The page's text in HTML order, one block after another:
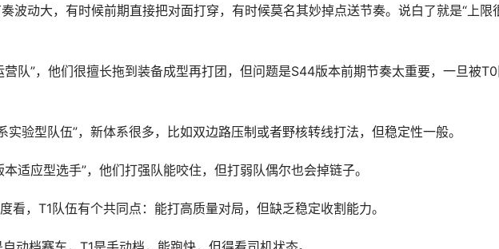
波动大，有时候前期直接把对面打穿，有时候莫名其妙掉点送节奏。说白了就是“上限
营队”，他们很擅长拖到装备成型再打团，但问题是S44版本前期节奏太重要，一旦被
实验型队伍”，新体系很多，比如双边路压制或者野核转线打法，但稳定性一般。
适应型选手”，他们打强队能咬住，但打弱队偶尔也会掉链子。
看，T1队伍有个共同点：能打高质量对局，但缺乏稳定收割能力。